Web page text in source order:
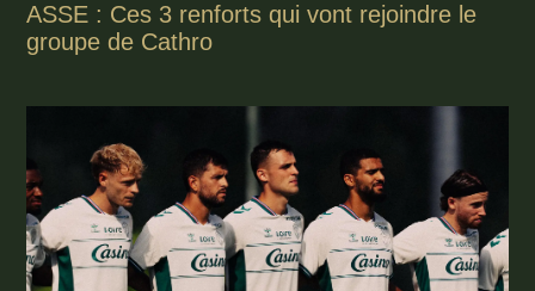
ASSE : Ces 3 renforts qui vont rejoindre le
groupe de Cathro